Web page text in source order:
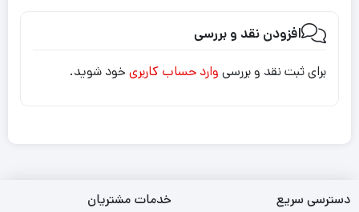
افزودن نقد و بررسی
برای ثبت نقد و بررسی وارد حساب کاربری خود شوید.
دسترسی سریع خدمات مشتریان